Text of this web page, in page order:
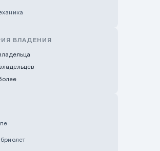
Nurly Zhol
Astana
ВЛАДЕНИЯ